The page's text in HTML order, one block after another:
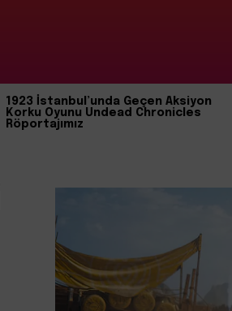
1923 İstanbul’unda Geçen Aksiyon
Korku Oyunu Undead Chronicles
Röportajımız